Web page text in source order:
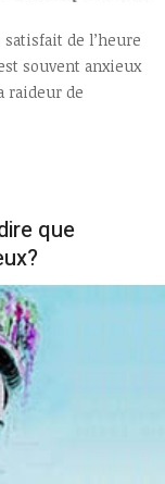
de l’heure
souvent anxieux
raideur de
que